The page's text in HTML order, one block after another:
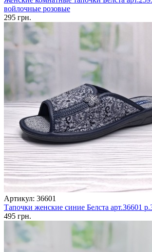
войлочные розовые
295 грн.
Артикул: 36601
Тапочки женские синие Белста арт.36601
495 грн.